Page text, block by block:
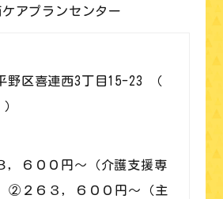
アプランセンター
野区喜連西3丁目15-23 （
）
，６００円～（介護支援専
３，６００円～（主